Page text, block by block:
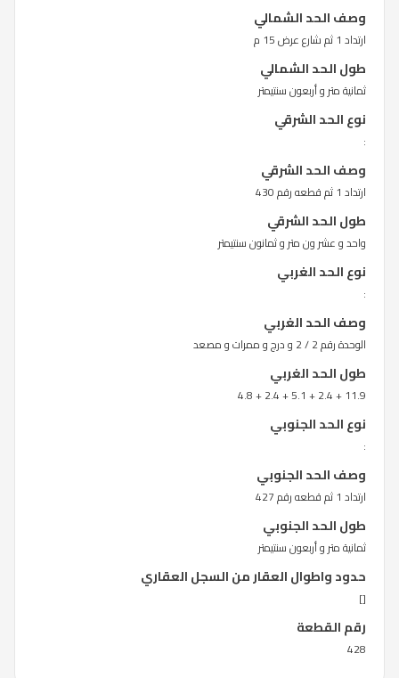
وصف الحد الشمالي
ارتداد 1 ثم شارع عرض 15 م
طول الحد الشمالي
ثمانية متر و أربعون سنتيمتر
نوع الحد الشرقي
:
وصف الحد الشرقي
ارتداد 1 ثم قطعه رقم 430
طول الحد الشرقي
واحد و عشر ون متر و ثمانون سنتيمتر
نوع الحد الغربي
:
وصف الحد الغربي
الوحدة رقم 2 / 2 و درج و ممرات و مصعد
طول الحد الغربي
11.9 + 2.4 + 5.1 + 2.4 + 4.8
نوع الحد الجنوبي
:
وصف الحد الجنوبي
ارتداد 1 ثم قطعه رقم 427
طول الحد الجنوبي
ثمانية متر و أربعون سنتيمتر
حدود واطوال العقار من السجل العقاري
[]
رقم القطعة
428